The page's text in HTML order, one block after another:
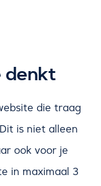
denkt
die traag
is niet alleen
ook voor je
in maximaal 3